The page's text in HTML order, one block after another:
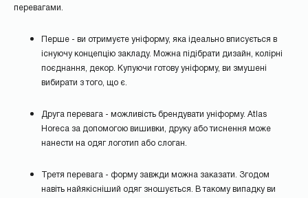
перевагами.
Перше - ви отримуєте уніформу, яка ідеально вписується в
існуючу концепцію закладу. Можна підібрати дизайн, колірні
поєднання, декор. Купуючи готову уніформу, ви змушені
вибирати з того, що є.
Друга перевага - можливість брендувати уніформу. Atlas
Horeca за допомогою вишивки, друку або тиснення може
нанести на одяг логотип або слоган.
Третя перевага - форму завжди можна заказати. Згодом
навіть найякісніший одяг зношується. В такому випадку ви